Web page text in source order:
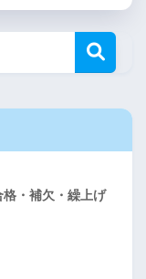
格・補欠・繰上げ